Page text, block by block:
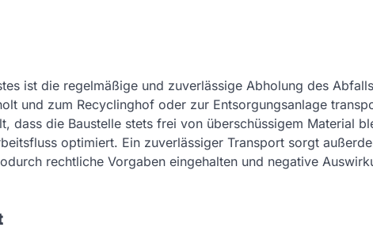
ist die regelmäßige und zuverlässige Abholung des
und zum Recyclinghof oder zur Entsorgungsanlage
dass die Baustelle stets frei von überschüssigem Material
optimiert. Ein zuverlässiger Transport sorgt
rechtliche Vorgaben eingehalten und negative